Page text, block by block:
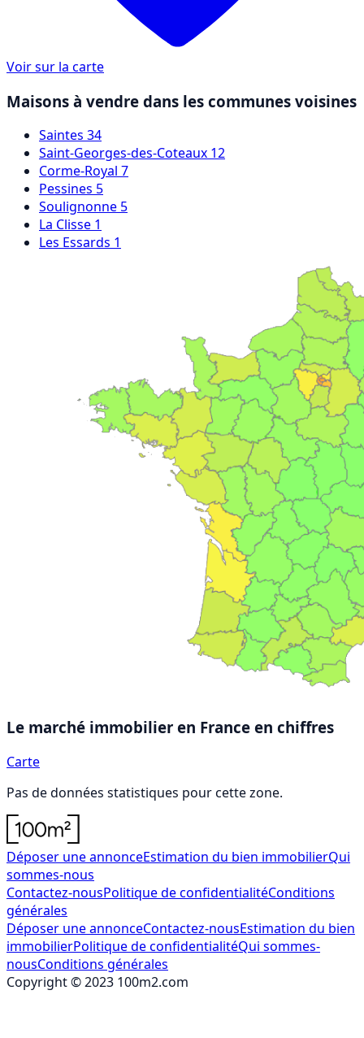
Voir sur la carte
Maisons à vendre dans les communes voisines
Saintes 34
Saint-Georges-des-Coteaux 12
Corme-Royal 7
Pessines 5
Soulignonne 5
La Clisse 1
Les Essards 1
Le marché immobilier en France en chiffres
Carte
Pas de données statistiques pour cette zone.
Déposer une annonceEstimation du bien immobilierQui
sommes-nous
Contactez-nousPolitique de confidentialitéConditions
générales
Déposer une annonceContactez-nousEstimation du bien
immobilierPolitique de confidentialitéQui sommes-
nousConditions générales
Copyright © 2023 100m2.com